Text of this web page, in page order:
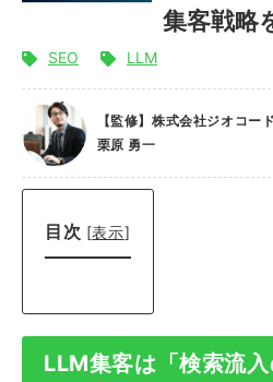
集客戦略
SEO LLM
【監修】株式会社ジオコー
栗原 勇一
目次 [表示]
LLM集客は「検索流